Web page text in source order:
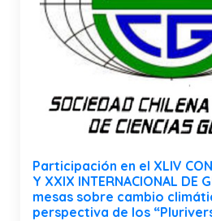
Participación en el XLIV
Y XXIX INTERNACIONAL DE
mesas sobre cambio
perspectiva de los